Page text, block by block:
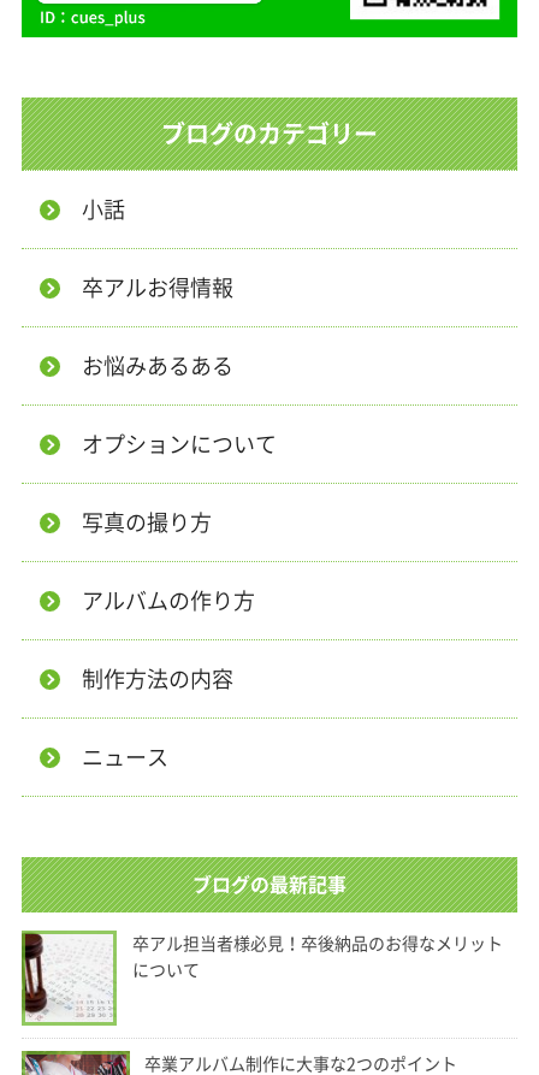
ブログのカテゴリー
小話
卒アルお得情報
お悩みあるある
オプションについて
写真の撮り方
アルバムの作り方
制作方法の内容
ニュース
ブログの最新記事
卒アル担当者様必見！卒後納品のお得なメリット
について
卒業アルバム制作に大事な2つのポイント